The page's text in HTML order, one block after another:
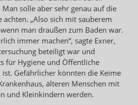
solle aber sehr genau auf die
achten. „Also sich mit sauberem
man draußen zum Baden war.
immer machen“, sagte Exner,
beteiligt war und
für Hygiene und Öffentliche
Gefährlicher könnten die Keime
älteren Menschen mit
und Kleinkindern werden.